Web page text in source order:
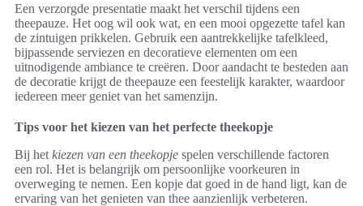
Een verzorgde presentatie maakt het verschil tijdens een
theepauze. Het oog wil ook wat, en een mooi opgezette tafel kan
de zintuigen prikkelen. Gebruik een aantrekkelijke tafelkleed,
bijpassende serviezen en decoratieve elementen om een
uitnodigende ambiance te creëren. Door aandacht te besteden aan
de decoratie krijgt de theepauze een feestelijk karakter, waardoor
iedereen meer geniet van het samenzijn.
Tips voor het kiezen van het perfecte theekopje
Bij het kiezen van een theekopje spelen verschillende factoren
een rol. Het is belangrijk om persoonlijke voorkeuren in
overweging te nemen. Een kopje dat goed in de hand ligt, kan de
ervaring van het genieten van thee aanzienlijk verbeteren.